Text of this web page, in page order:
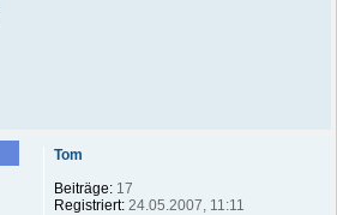
Tom
Beiträge:17
Registriert:24.05.2007, 11:11